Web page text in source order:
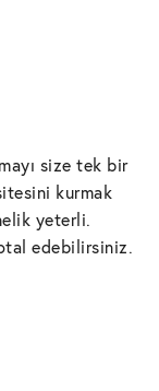
size tek bir
kurmak
yeterli.
edebilirsiniz.